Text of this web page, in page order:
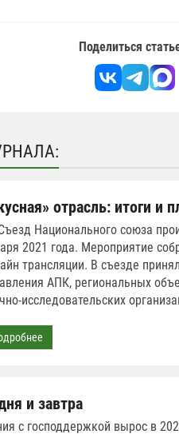
Поделиться
отрасль: итоги и
Национального союза
2021 года. Мероприятие
трансляции. В съезде
АПК, региональных
исследовательских
и завтра
с господдержкой вырос в